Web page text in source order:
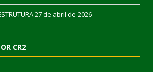
27 de abril de 2026
CR2